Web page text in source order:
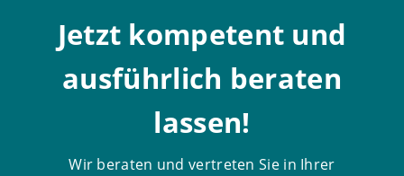
Jetzt kompetent und
ausführlich beraten
lassen!
Wir beraten und vertreten Sie in Ihrer